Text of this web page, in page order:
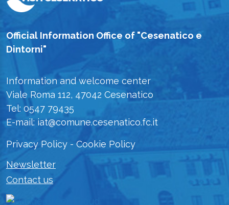
Official Information Office of "Cesenatico e
Dintorni"
Information and welcome center
Viale Roma 112, 47042 Cesenatico
Tel: 0547 79435
E-mail: iat@comune.cesenatico.fc.it
Privacy Policy - Cookie Policy
Newsletter
Contact us